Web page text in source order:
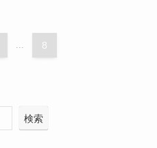
... 8
検索